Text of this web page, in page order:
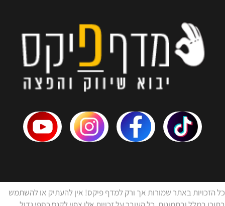
כל הזכויות באתר שמורות אך ורק למדף פיקס! אין להעתיק או להשתמש